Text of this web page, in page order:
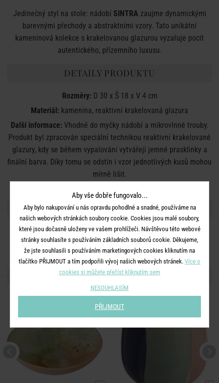
Jedinečný styl na stole: nádobí SINTRA zaujme dynamickými
barevnými přechody a abstraktními vzory. Tato unikátní
kameninová kolekce s krakelovanou glazurou vyzařuje pocit
autentického, přízemního luxusu.
DETAILY PRODUKTU
Rozměry:D 30 x Š 18 x V 4 cm
Materiál: kamenina, reaktivní krakelovaná glazura
Další informace:Vhodné do myčky nádobí a mikrovlnné trouby.
Produkt byl zpracován speciální technikou reaktivní krakelované
glazury, kdy se během vypalování vytvářejí jemné prasklinky a
finální barva. Díky tomu se odstín i vzor jednotlivých kusů mohou
mírně lišit.
SDÍLEJTE S PŘÁTELI
DALŠÍ PRODUKTY ZE SÉRIE
BESTSELLER
Aby vše dobře fungovalo...
Aby bylo nakupování u nás opravdu pohodlné a snadné, používáme na
našich webových stránkách soubory cookie. Cookies jsou malé soubory,
které jsou dočasně uloženy ve vašem prohlížeči. Návštěvou této webové
stránky souhlasíte s používáním základních souborů cookie. Děkujeme,
že jste souhlasili s používáním marketingových cookies kliknutím na
tlačítko PŘIJMOUT a tím podpořili vývoj našich webových stránek. Více o
cookies si můžete přečíst kliknutím sem
NESOUHLASÍM
PŘIJMOUT